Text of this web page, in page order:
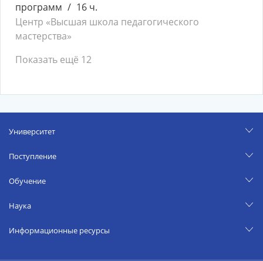
программ
16 ч.
Центр «Высшая школа педагогического
мастерства»
Показать ещё 12
Университет
Поступление
Обучение
Наука
Информационные ресурсы